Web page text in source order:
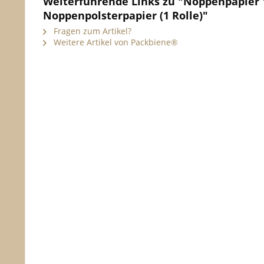
Noppenpolsterpapier (1 Rolle)"
Fragen zum Artikel?
Weitere Artikel von Packbiene®